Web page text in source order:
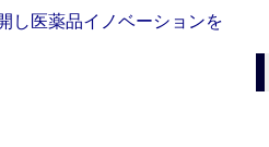
し医薬品イノベーションを